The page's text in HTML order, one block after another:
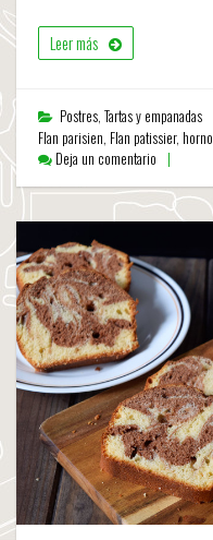
Leer más
Postres, Tartas y empanadas
Flan parisien, Flan patissier, horno
Deja un comentario